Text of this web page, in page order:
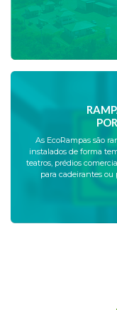
As EcoRampas são
instalados de forma
teatros, prédios
para cadeirantes ou